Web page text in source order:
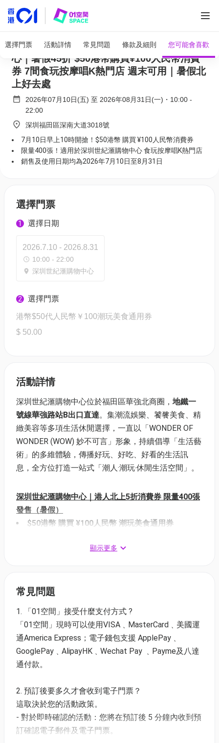
選擇門票 活動詳情 常見問題 條款及細則 您可能會喜歡
(已售罄)港人北上消費券｜深圳世紀滙購物中
心｜暑假45折 $50港幣購買¥100人民幣消費
券 7間食玩按摩唱K熱門店 週末可用｜暑假北
上好去處
2026年07月10日(五) 至 2026年08月31日(一) ・ 10:00 -
22:00
深圳福田區深南大道3018號
7月10日早上10時開搶！$50港幣 購買 ¥100人民幣消費券
限量400張！適用於深圳世紀滙購物中心 食玩按摩唱K熱門店
銷售及使用日期均為2026年7月10日至8月31日
選擇門票
1 選擇日期
2026.7.10 - 2026.8.31
10:00 - 22:00
深圳世紀滙購物中心
2 選擇門票
港幣$50代人民幣￥100潮玩美食通用券
$ 50.00
活動詳情
深圳世紀滙購物中心位於福田區華強北商圈， 地鐵一
號線華強路站B出口直達。集潮流娛樂、饕餮美食、精
緻美容等多項生活休閒選擇，一直以「WONDER OF
WONDER (WOW) 妙不可言」形象，持續倡導「生活藝
術」的多維體驗，傳播好玩、好吃、好看的生活訊
息，全方位打造一站式「潮人·潮玩‧休閒生活空間」。
深圳世紀滙購物中心｜港人北上5折消費券 限量400張
發售（暑假）
$50港幣 購買 ¥100人民幣 潮玩美食通用券
消費劵面值：人民幣100元【每個賬戶限購2張】
22:00）
深圳世紀滙購物中心｜暑假港人北上5折消費券【潮玩
美食通用券】適用商户：
🔶休閑娛樂
1. 「玩美攻略」逾7萬呎室內電競綜合館 一票玩足全
這個潮玩室內綜合館3層，面積逾7萬呎，內有超過100
項娛樂設施。最吸引的是可以一票玩足全日，場內設
施應有盡有，由刺激的卡丁車，到考驗節奏感的音樂
遊戲，動靜皆宜，保證讓你活力全開！ 期間更可憑手
顯示更多
常見問題
1. 「01空間」接受什麼支付方式 ?
「01空間」現時可以使用VISA﹑MasterCard﹑美國運
通America Express；電子錢包支援 ApplePay﹑
GooglePay﹑AlipayHK﹑Wechat Pay ﹑Payme及八達
通付款。
2. 預訂後要多久才會收到電子門票？
這取決於您的活動政策。
- 對於即時確認的活動：您將在預訂後 5 分鐘內收到預
訂確認電子郵件及電子門票。